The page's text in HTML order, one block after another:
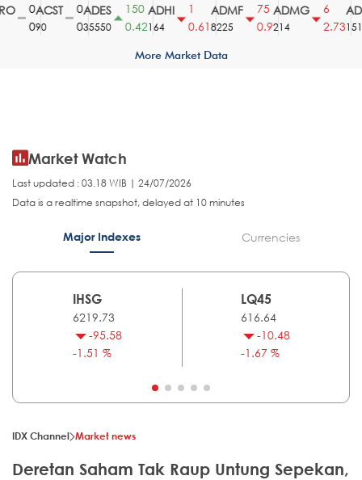
ACST
90
ADES
35550
150
0.42
ADHI
164
0.61
ADMF
8225
75
0.9
ADMG
214
2.731510
More Market Data
Market Watch
Last updated : 03.18 WIB | 24/07/2026
Data is a realtime snapshot, delayed at 10 minutes
Major Indexes Currencies
IHSG
6219.73
-95.58
-1.51 %
LQ45
616.64
-10.48
-1.67 %
IDX Channel Market news
Deretan Saham Tak Raup Untung Sepekan,